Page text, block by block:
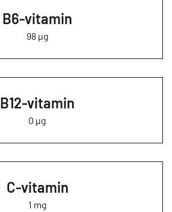
B6-vitamin
98 µg
B12-vitamin
0 µg
C-vitamin
1 mg